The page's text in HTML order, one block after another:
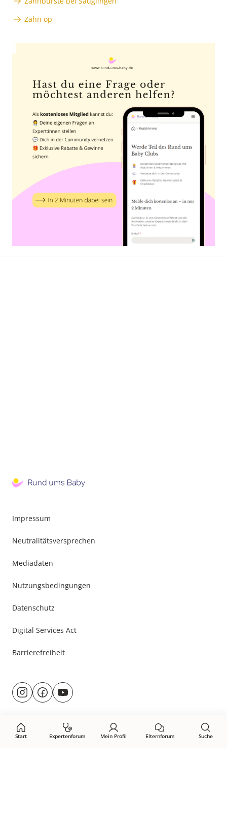
Start Expertenforum Mein Profil Elternforum Suche
Zahn op
Impressum
Neutralitätsversprechen
Mediadaten
Nutzungsbedingungen
Datenschutz
Digital Services Act
Barrierefreiheit
Besuche
uns@rund.ums.baby
facebook.com/rundumsbaby.de
youtube.com/@rundumsbaby_